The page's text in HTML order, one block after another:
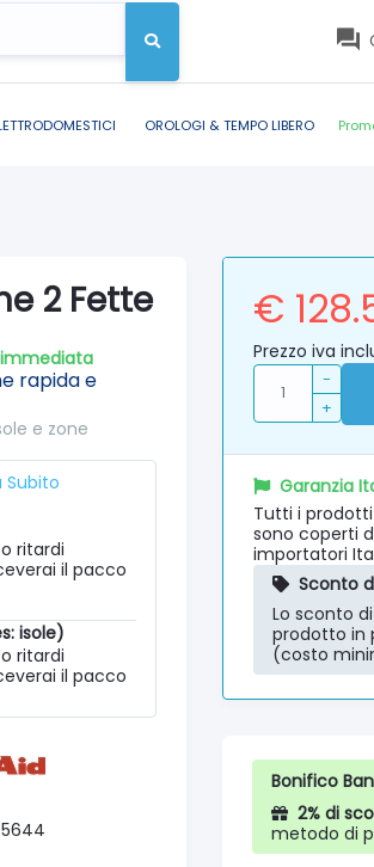
OROLOGI & TEMPO LIBERO
2 Fette
rapida e
e zone
Subito
ritardi
il pacco
isole)
ritardi
il pacco
€
Prezzo iva
-
+
Garanzia
Tutti i prodotti
sono coperti
importatori
Sconto
Lo sconto
prodotto in
(costo
Bonifico
2% di
metodo di